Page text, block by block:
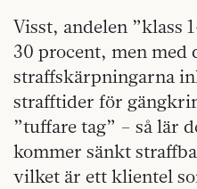
Visst, andelen ”klass
30 procent, men med
straffskärpningarna
strafftider för
”tuffare tag” – så lär
kommer sänkt
vilket är ett klientel